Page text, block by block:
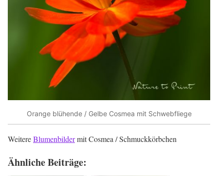
Orange blühende / Gelbe Cosmea mit Schwebfliege
WeitereBlumenbildermit Cosmea / Schmuckkörbchen
Ähnliche Beiträge: